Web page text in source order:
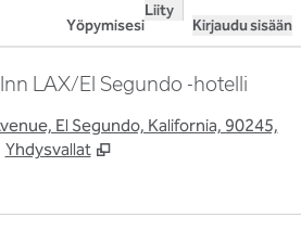
Yöpymisesi
Liity
Kirjaudu sisään
LAX/El Segundo -hotelli
El Segundo, Kalifornia, 90245,
Yhdysvallat